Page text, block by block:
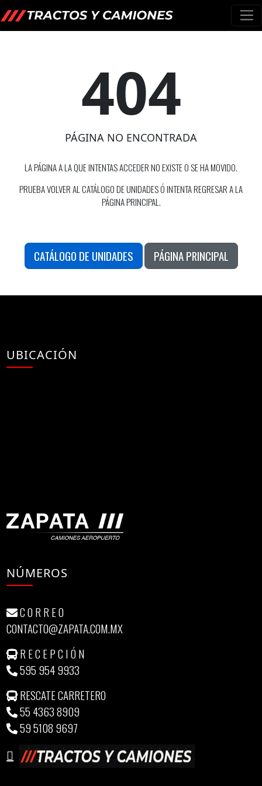
404
PÁGINA NO ENCONTRADA
LA PÁGINA A LA QUE INTENTAS ACCEDER NO EXISTE O SE HA MOVIDO.
PRUEBA VOLVER AL CATÁLOGO DE UNIDADES Ó INTENTA REGRESAR A LA
PÁGINA PRINCIPAL.
CATÁLOGO DE UNIDADES PÁGINA PRINCIPAL
UBICACIÓN
NÚMEROS
C O R R E O
CONTACTO@ZAPATA.COM.MX
R E C E P C I Ó N
595 954 9933
RESCATE CARRETERO
55 4363 8909
59 5108 9697